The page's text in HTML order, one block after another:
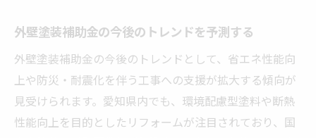
外壁塗装補助金の今後のトレンドを予測する
外壁塗装補助金の今後のトレンドとして、省エネ性能向
上や防災・耐震化を伴う工事への支援が拡大する傾向が
見受けられます。愛知県内でも、環境配慮型塗料や断熱
性能向上を目的としたリフォームが注目されており、国